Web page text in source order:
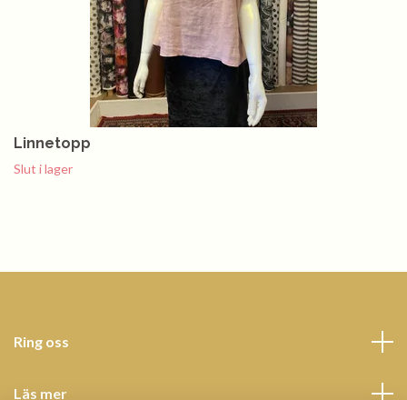
Linnetopp
Slut i lager
Ring oss
Läs mer